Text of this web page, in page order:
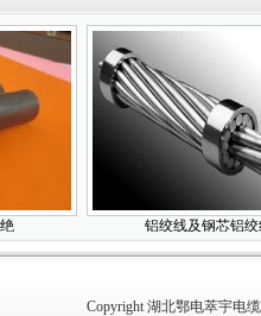
铝绞线及钢芯铝绞线
Copyright 湖北鄂电萃宇电